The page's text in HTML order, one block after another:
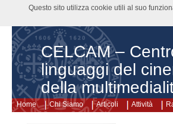
CELCAM –
linguaggi del
della
Home Chi Siamo Articoli Attività
Questo sito utilizza cookie utili al suo